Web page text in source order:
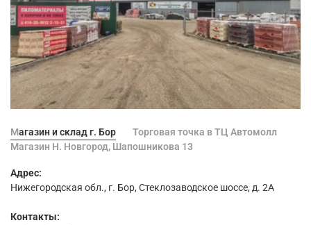
Магазин и склад г. Бор
Торговая точка в ТЦ Автомолл
Магазин Н. Новгород, Шапошникова 13
Адрес:
Нижегородская обл., г. Бор, Стеклозаводское шоссе, д. 2А
Контакты: